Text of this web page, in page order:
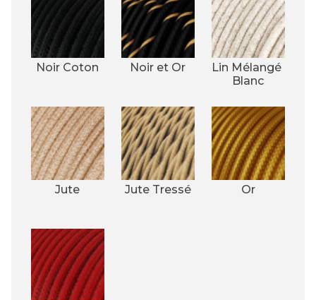
Noir Coton Noir et Or
Lin Mélangé
Blanc
Jute Jute Tressé Or